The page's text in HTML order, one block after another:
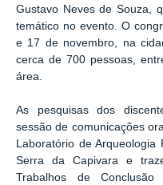
Gustavo Neves de Souza,
temático no evento. O
e 17 de novembro, na
cerca de 700 pessoas,
área.
As pesquisas dos
sessão de comunicações
Laboratório de Arqueologia
Serra da Capivara e
Trabalhos de